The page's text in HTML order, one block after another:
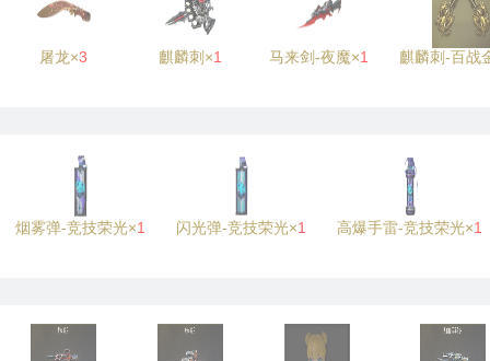
屠龙×3 麒麟刺×1 马来剑-夜魔×1 麒麟刺-百战
烟雾弹-竞技荣光×1 闪光弹-竞技荣光×1 高爆手雷-竞技荣光×1